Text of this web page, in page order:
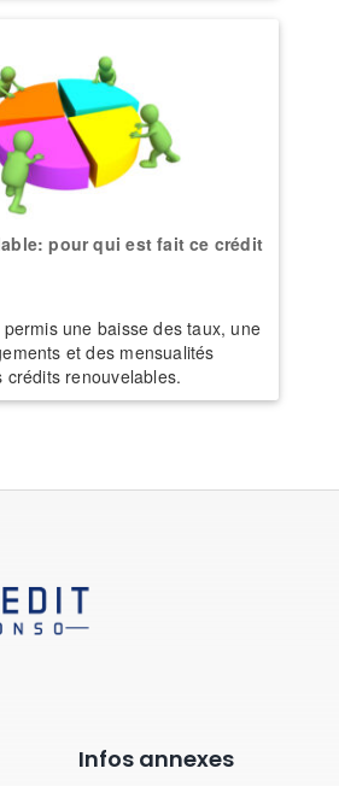
pour qui est fait ce crédit
une baisse des taux, une
et des mensualités
crédits renouvelables.
Infos annexes